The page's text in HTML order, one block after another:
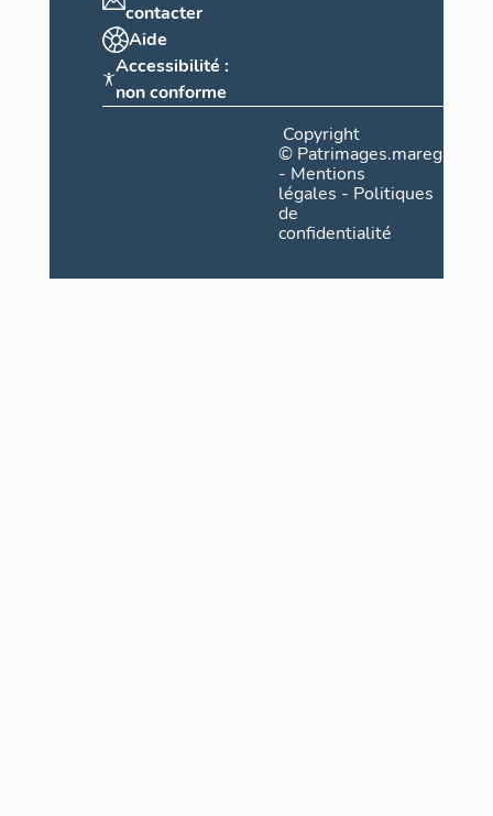
contacter
Aide
Accessibilité :
non conforme
Copyright
©
- Mentions
légales - Politiques
de
confidentialité